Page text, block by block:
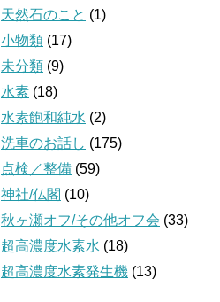
天然石のこと (1)
小物類 (17)
未分類 (9)
水素 (18)
水素飽和純水 (2)
洗車のお話し (175)
点検／整備 (59)
神社/仏閣 (10)
秋ヶ瀬オフ/その他オフ会 (33)
超高濃度水素水 (18)
超高濃度水素発生機 (13)